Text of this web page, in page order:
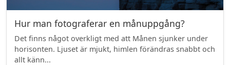
Hur man fotograferar en månuppgång?
Det finns något overkligt med att Månen sjunker under
horisonten. Ljuset är mjukt, himlen förändras snabbt och
allt känn...